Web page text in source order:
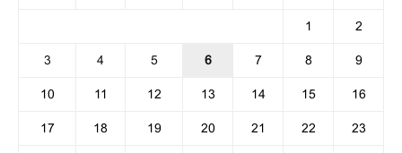
1 2
3 4 5 6 7 8 9
10 11 12 13 14 15 16
17 18 19 20 21 22 23